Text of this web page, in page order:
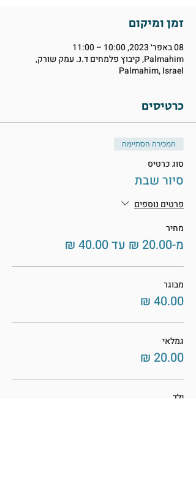
זמן ומיקום
08 באפר׳ 2023, 10:00 – 11:00
Palmahim, קיבוץ פלמחים ד.נ. עמק שורק,
Palmahim, Israel
כרטיסים
המכירה הסתיימה
סוג כרטיס
סיור שבת
פרטים נוספים
מחיר
מ-‏20.00 ‏₪ עד ‏40.00 ‏₪
מבוגר
גמלאי
ילד